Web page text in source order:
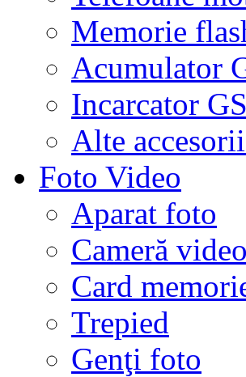
Memorie
Acumulator
Incarcator
Alte
Foto Video
Aparat foto
Cameră video
Card
Trepied
Genţi foto